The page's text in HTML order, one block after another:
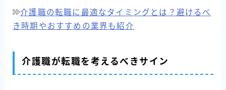
介護職の転職に最適なタイミングとは？避けるべ
き時期やおすすめの業界も紹介
介護職が転職を考えるべきサイン